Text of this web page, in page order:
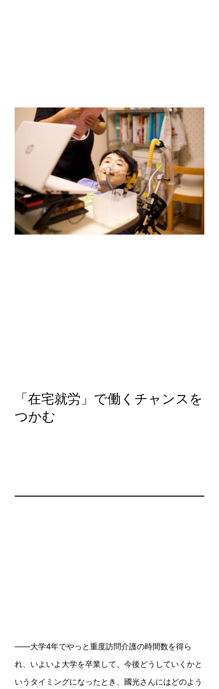
「在宅就労」で働くチャンスを
つかむ
――大学4年でやっと重度訪問介護の時間数を得ら
れ、いよいよ大学を卒業して、今後どうしていくかと
いうタイミングになったとき、國光さんにはどのよう